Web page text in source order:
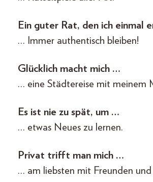
Ein guter Rat, den ich einmal
… Immer authentisch bleiben!
Glücklich macht mich …
… eine Städtereise mit meinem
Es ist nie zu spät, um …
… etwas Neues zu lernen.
Privat trifft man mich …
… am liebsten mit Freunden